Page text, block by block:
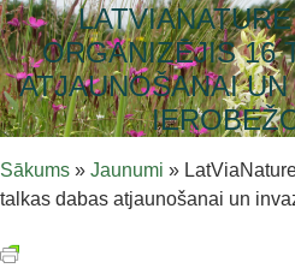
ORGANIZĒJIS 16
ATJAUNOŠANAI
Sākums » Jaunumi »
talkas dabas atjaunošanai un